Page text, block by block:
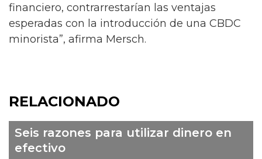
financiero, contrarrestarían las ventajas
esperadas con la introducción de una CBDC
minorista”, afirma Mersch.
RELACIONADO
Seis razones para utilizar dinero en
efectivo